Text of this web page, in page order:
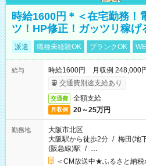
時給1600円＊＜在宅勤務！
ツ！HP修正！ガッツリ稼げ
派遣 職種未経験OK ブランクOK
給与
時給1600円 月収例 248,000
交通費別途支給あり
交通費 全額支給
月収例 20～25万円
勤務地
大阪市北区
大阪駅から徒歩2分 / 梅田(地
(阪急線)駅 / …
＜CM放送中★ふるさと納税